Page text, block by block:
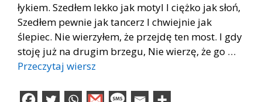
łykiem. Szedłem lekko jak motyl I ciężko jak słoń,
Szedłem pewnie jak tancerz I chwiejnie jak
ślepiec. Nie wierzyłem, że przejdę ten most. I gdy
stoję już na drugim brzegu, Nie wierzę, że go …
Przeczytaj wiersz